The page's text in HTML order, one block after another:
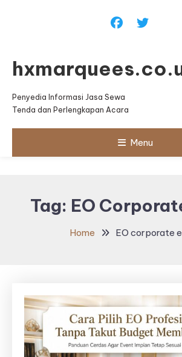
Penyedia Informasi Jasa Sewa
Tenda dan Perlengkapan Acara
Menu
Tag: EO
Home EO corporate